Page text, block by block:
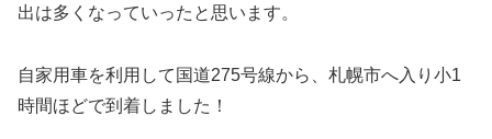
出は多くなっていったと思います。
自家用車を利用して国道275号線から、札幌市へ入り小1
時間ほどで到着しました！